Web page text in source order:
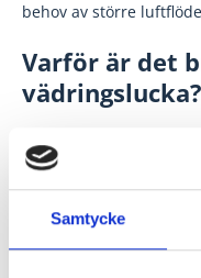
Samtycke
behov av större
Varför är det
vädringslucka?
En vädringslucka är
släppa in mygg eller
öppna fönster och